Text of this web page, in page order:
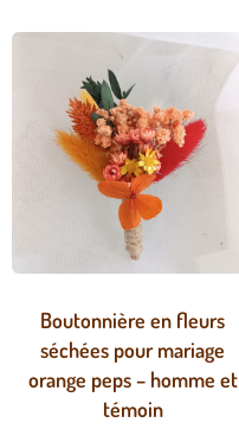
Boutonnière en fleurs
séchées pour mariage
orange peps – homme et
témoin